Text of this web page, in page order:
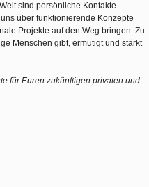
sind persönliche Kontakte
über funktionierende Konzepte
Projekte auf den Weg bringen. Zu
Menschen gibt, ermutigt und stärkt
für Euren zukünftigen privaten und